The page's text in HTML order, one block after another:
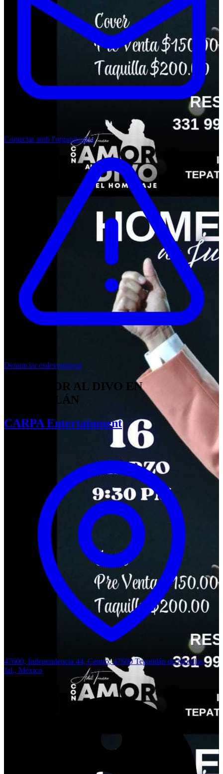
Contactar amb l'organitzador
Denunciar esdeveniment
CON AMOR AL DIVO EN
TEPATITLÁN
CARPA Entertainment
47600, Independencia 44, Centro, 47600 Tepatitlán de Morelos,
Jal., México